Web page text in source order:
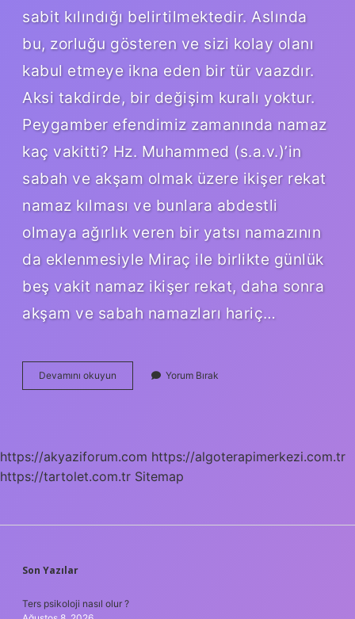
sabit kılındığı belirtilmektedir. Aslında
bu, zorluğu gösteren ve sizi kolay olanı
kabul etmeye ikna eden bir tür vaazdır.
Aksi takdirde, bir değişim kuralı yoktur.
Peygamber efendimiz zamanında namaz
kaç vakitti? Hz. Muhammed (s.a.v.)’in
sabah ve akşam olmak üzere ikişer rekat
namaz kılması ve bunlara abdestli
olmaya ağırlık veren bir yatsı namazının
da eklenmesiyle Miraç ile birlikte günlük
beş vakit namaz ikişer rekat, daha sonra
akşam ve sabah namazları hariç…
Devamını okuyun Namazın
50
Hangi
Peygamber
Yorum Bırak
https://akyaziforum.com https://algoterapimerkezi.com.tr
https://tartolet.com.tr Sitemap
SIDEBAR
Son Yazılar
Ters psikoloji nasıl olur ?